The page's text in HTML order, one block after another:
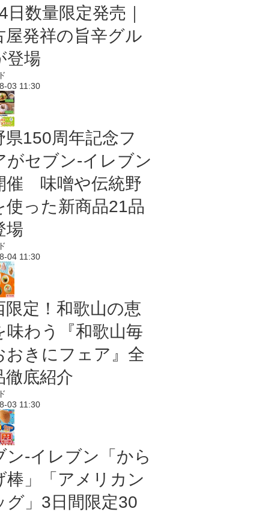
日数量限定発売｜
屋発祥の旨辛グル
登場
03 11:30
県150周年記念フ
がセブン-イレブン
催 味噌や伝統野
使った新商品21品
場
04 11:30
限定！和歌山の恵
味わう『和歌山毎
おきにフェア』全
徹底紹介
03 11:30
ン‐イレブン「から
棒」「アメリカン
グ」3日間限定30